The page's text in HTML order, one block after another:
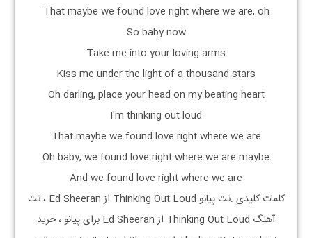
That maybe we found love right where we are, oh
So baby now
Take me into your loving arms
Kiss me under the light of a thousand stars
Oh darling, place your head on my beating heart
I'm thinking out loud
That maybe we found love right where we are
Oh baby, we found love right where we are maybe
And we found love right where we are
کلمات کلیدی :نت پیانو Thinking Out Loud از Ed Sheeran
، نت
آهنگ Thinking Out Loud از Ed Sheeran
برای پیانو ، خرید